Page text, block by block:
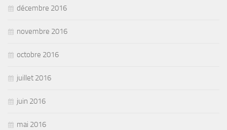
décembre 2016
novembre 2016
octobre 2016
juillet 2016
juin 2016
mai 2016